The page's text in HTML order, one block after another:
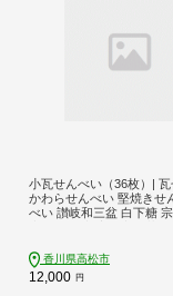
小瓦せんべい（36枚）|
かわらせんべい 堅焼きせ
べい 讃岐和三盆 白下糖 宗
香川県高松市
12,000 円